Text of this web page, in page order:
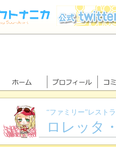
“ファミリー”レスト
ロレッタ